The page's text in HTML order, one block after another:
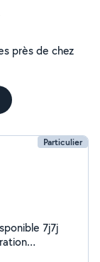
près de chez
Particulier